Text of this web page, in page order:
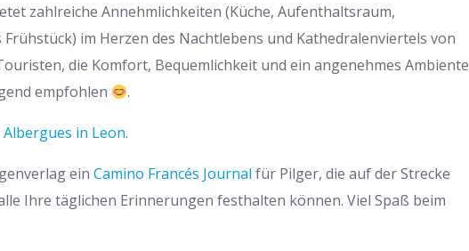
zahlreiche Annehmlichkeiten (Küche, Aufenthaltsraum,
im Herzen des Nachtlebens und Kathedralenviertels von
die Komfort, Bequemlichkeit und ein angenehmes Ambiente
empfohlen
.
Albergues in Leon.
ein Camino Francés Journal für Pilger, die auf der Strecke
Ihre täglichen Erinnerungen festhalten können. Viel Spaß beim